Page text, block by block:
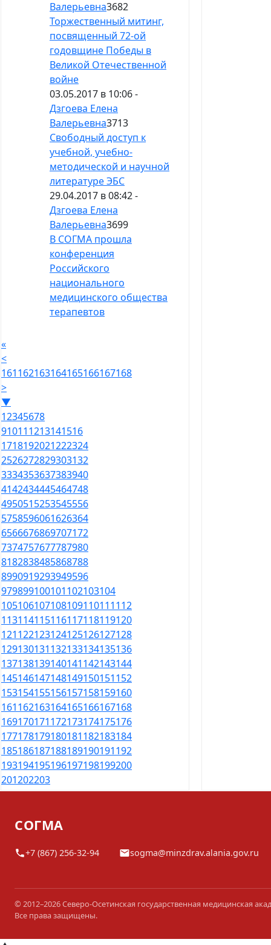
Валерьевна3682
Торжественный митинг,
посвященный 72-ой
годовщине Победы в
Великой Отечественной
войне
03.05.2017 в 10:06 -
Дзгоева Елена
Валерьевна3713
Свободный доступ к
учебной, учебно-
методической и научной
литературе ЭБС
29.04.2017 в 08:42 -
Дзгоева Елена
Валерьевна3699
В СОГМА прошла
конференция
Российского
национального
медицинского общества
терапевтов
«
<
161162163164165166167168
>
▼
12345678
910111213141516
1718192021222324
2526272829303132
3334353637383940
4142434445464748
4950515253545556
5758596061626364
6566676869707172
7374757677787980
8182838485868788
8990919293949596
979899100101102103104
105106107108109110111112
113114115116117118119120
121122123124125126127128
129130131132133134135136
137138139140141142143144
145146147148149150151152
153154155156157158159160
161162163164165166167168
169170171172173174175176
177178179180181182183184
185186187188189190191192
193194195196197198199200
201202203
СОГМА
+7 (867) 256-32-94 sogma@minzdrav.alania.gov.ru
© 2012–2026 Северо-Осетинская государственная медицинская
Все права защищены.